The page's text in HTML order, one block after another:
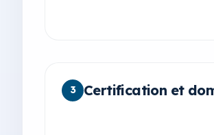
3 Certification et